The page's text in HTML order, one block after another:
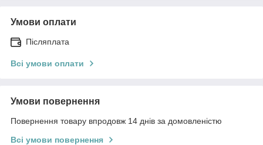
Умови оплати
Післяплата
Всі умови оплати
Умови повернення
Повернення товару впродовж 14 днів за домовленістю
Всі умови повернення